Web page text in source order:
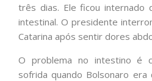
três dias. Ele ficou internado
intestinal. O presidente
Catarina após sentir dores
O problema no intestino é
sofrida quando Bolsonaro era